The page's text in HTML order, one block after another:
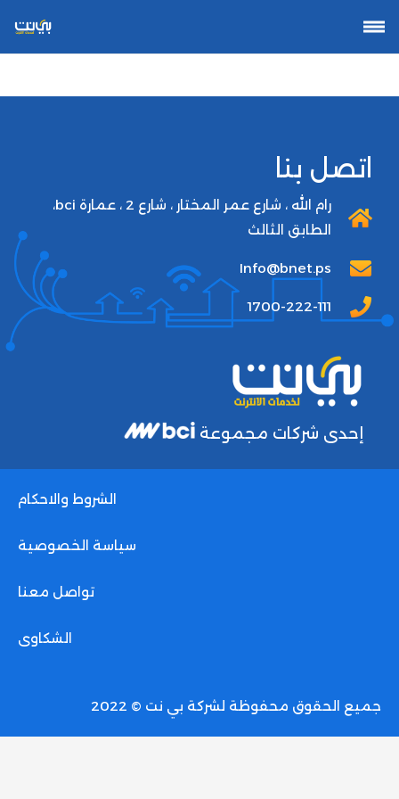
اتصل بنا
رام الله ، شارع عمر المختار ، شارع 2 ، عمارة bci،
الطابق الثالث
Info@bnet.ps
1700-222-111
إحدى شركات مجموعة
الشروط والاحكام
سياسة الخصوصية
تواصل معنا
الشكاوى
جميع الحقوق محفوظة لشركة بي نت © 2022